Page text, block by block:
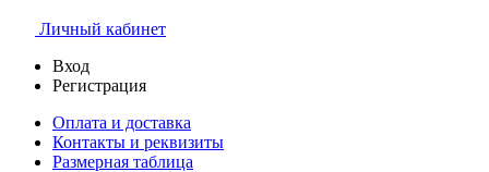
Личный кабинет
Вход
Регистрация
Оплата и доставка
Контакты и реквизиты
Размерная таблица